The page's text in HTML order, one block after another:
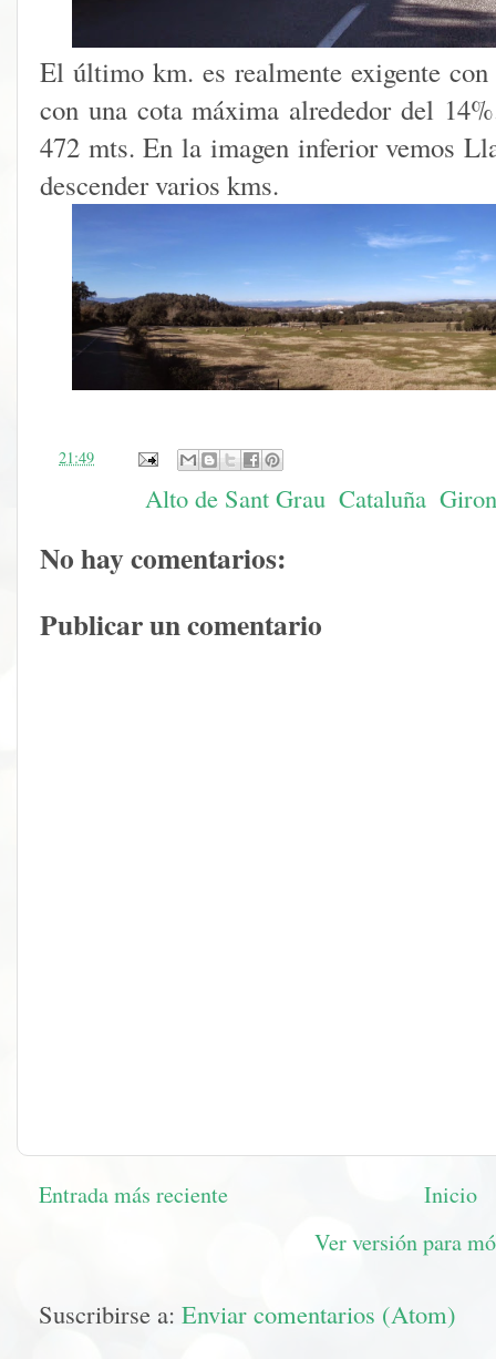
El último km. es realmente exigente
con una cota máxima alrededor del
472 mts. En la imagen inferior vemos
descender varios kms.
21:49
Alto de Sant Grau Cataluña
No hay comentarios:
Publicar un comentario
Entrada más reciente
Inicio
Ver versión para
Suscribirse a: Enviar comentarios (Atom)